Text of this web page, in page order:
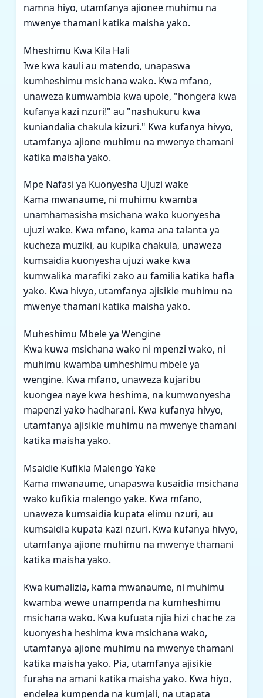
namna hiyo, utamfanya ajionee muhimu na
mwenye thamani katika maisha yako.
Mheshimu Kwa Kila Hali
Iwe kwa kauli au matendo, unapaswa
kumheshimu msichana wako. Kwa mfano,
unaweza kumwambia kwa upole, "hongera kwa
kufanya kazi nzuri!" au "nashukuru kwa
kuniandalia chakula kizuri." Kwa kufanya hivyo,
utamfanya ajione muhimu na mwenye thamani
katika maisha yako.
Mpe Nafasi ya Kuonyesha Ujuzi wake
Kama mwanaume, ni muhimu kwamba
unamhamasisha msichana wako kuonyesha
ujuzi wake. Kwa mfano, kama ana talanta ya
kucheza muziki, au kupika chakula, unaweza
kumsaidia kuonyesha ujuzi wake kwa
kumwalika marafiki zako au familia katika hafla
yako. Kwa hivyo, utamfanya ajisikie muhimu na
mwenye thamani katika maisha yako.
Muheshimu Mbele ya Wengine
Kwa kuwa msichana wako ni mpenzi wako, ni
muhimu kwamba umheshimu mbele ya
wengine. Kwa mfano, unaweza kujaribu
kuongea naye kwa heshima, na kumwonyesha
mapenzi yako hadharani. Kwa kufanya hivyo,
utamfanya ajisikie muhimu na mwenye thamani
katika maisha yako.
Msaidie Kufikia Malengo Yake
Kama mwanaume, unapaswa kusaidia msichana
wako kufikia malengo yake. Kwa mfano,
unaweza kumsaidia kupata elimu nzuri, au
kumsaidia kupata kazi nzuri. Kwa kufanya hivyo,
utamfanya ajione muhimu na mwenye thamani
katika maisha yako.
Kwa kumalizia, kama mwanaume, ni muhimu
kwamba wewe unampenda na kumheshimu
msichana wako. Kwa kufuata njia hizi chache za
kuonyesha heshima kwa msichana wako,
utamfanya ajione muhimu na mwenye thamani
katika maisha yako. Pia, utamfanya ajisikie
furaha na amani katika maisha yako. Kwa hiyo,
endelea kumpenda na kumjali, na utapata